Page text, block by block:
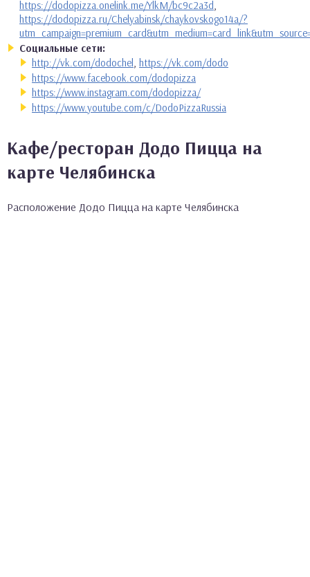
https://dodopizza.onelink.me/YlkM/bc9c2a3d,
https://dodopizza.ru/Chelyabinsk/chaykovskogo14a/?
Социальные сети:
http://vk.com/dodochel, https://vk.com/dodo
https://www.facebook.com/dodopizza
https://www.instagram.com/dodopizza/
https://www.youtube.com/c/DodoPizzaRussia
Кафе/ресторан Додо Пицца на
карте Челябинска
Расположение Додо Пицца на карте Челябинска